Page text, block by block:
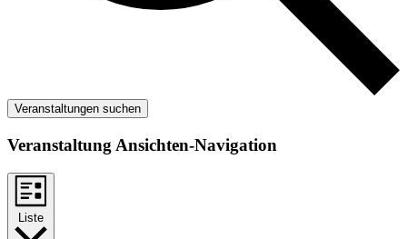
Veranstaltungen suchen
Veranstaltung Ansichten-Navigation
Liste